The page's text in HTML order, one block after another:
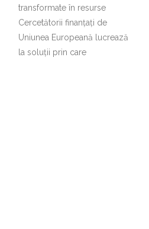
transformate în resurse
Cercetătorii finanțați de
Uniunea Europeană lucrează
la soluții prin care